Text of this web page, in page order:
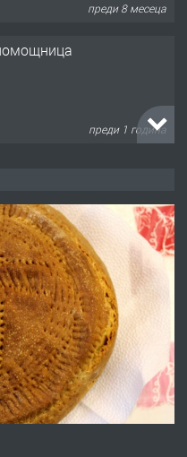
преди 8 месеца
преди 1 година
преди 2 години
НА ЧОВЕШКИЯТ
НА
преди 2 години
Гърция, до Кавала